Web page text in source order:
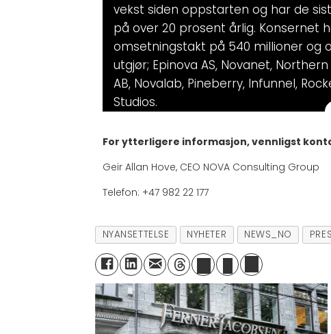
vekst siden oppstarten og har de
på over 20 prosent årlig. Konsernet
omsetningstakt på 540 millioner og
utgjør; Epinova AS, Novanet,
AB, Novalab, Pineberry, Infunnel,
Studios.
For ytterligere informasjon, vennligst
Geir Allan Hove, CEO NOVA Consulting Group
Telefon: +47 982 22 177
NYANSETTELSE NYHETER NEWS_NO